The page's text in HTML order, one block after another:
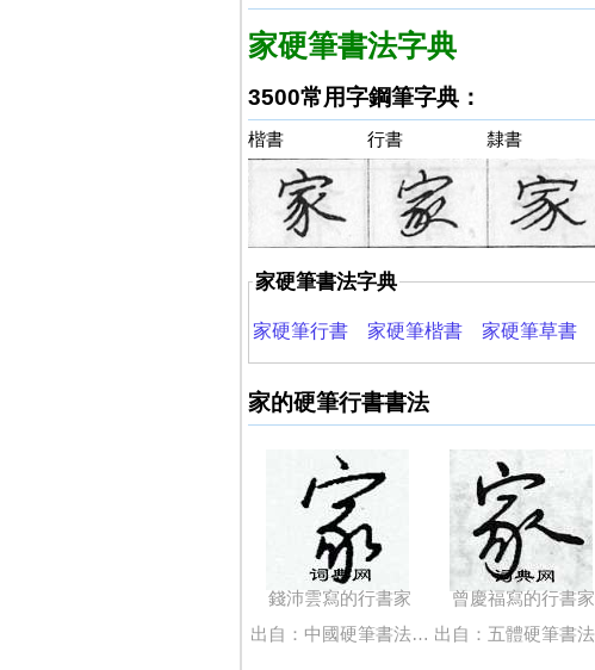
家硬筆書法字典
3500常用字鋼筆字典：
楷書 行書 隸書
家硬筆書法字典
家硬筆行書 家硬筆楷書 家硬筆草書
家的硬筆行書書法
錢沛雲寫的行書家
出自：中國硬筆書法字典
曾慶福寫的行書家
出自：五體硬筆書法字典